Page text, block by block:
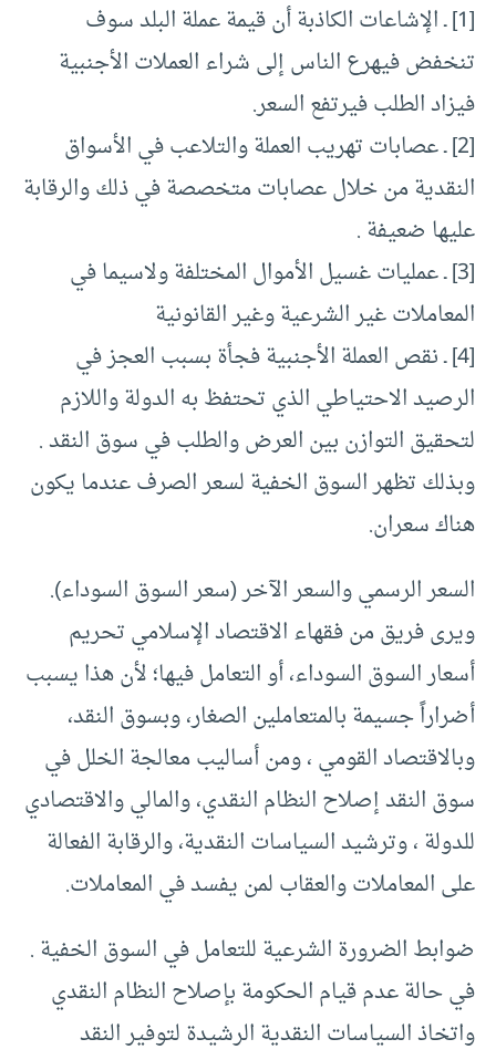
[1] ـ الإشاعات الكاذبة أن قيمة عملة البلد سوف
تنخفض فيهرع الناس إلى شراء العملات الأجنبية
فيزاد الطلب فيرتفع السعر.
[2] ـ عصابات تهريب العملة والتلاعب في الأسواق
النقدية من خلال عصابات متخصصة في ذلك والرقابة
عليها ضعيفة .
[3] ـ عمليات غسيل الأموال المختلفة ولاسيما في
المعاملات غير الشرعية وغير القانونية
[4] ـ نقص العملة الأجنبية فجأة بسبب العجز في
الرصيد الاحتياطي الذي تحتفظ به الدولة واللازم
لتحقيق التوازن بين العرض والطلب في سوق النقد .
وبذلك تظهر السوق الخفية لسعر الصرف عندما يكون
هناك سعران.
السعر الرسمي والسعر الآخر (سعر السوق السوداء).
ويرى فريق من فقهاء الاقتصاد الإسلامي تحريم
أسعار السوق السوداء، أو التعامل فيها؛ لأن هذا يسبب
أضراراً جسيمة بالمتعاملين الصغار، وبسوق النقد،
وبالاقتصاد القومي ، ومن أساليب معالجة الخلل في
سوق النقد إصلاح النظام النقدي، والمالي والاقتصادي
للدولة ، وترشيد السياسات النقدية، والرقابة الفعالة
على المعاملات والعقاب لمن يفسد في المعاملات.
ضوابط الضرورة الشرعية للتعامل في السوق الخفية .
في حالة عدم قيام الحكومة بإصلاح النظام النقدي
واتخاذ السياسات النقدية الرشيدة لتوفير النقد